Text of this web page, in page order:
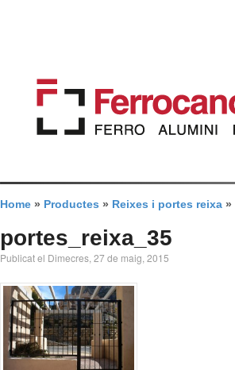
Home » Productes » Reixes i portes reixa »
portes_reixa_35
Publicat el Dimecres, 27 de maig, 2015